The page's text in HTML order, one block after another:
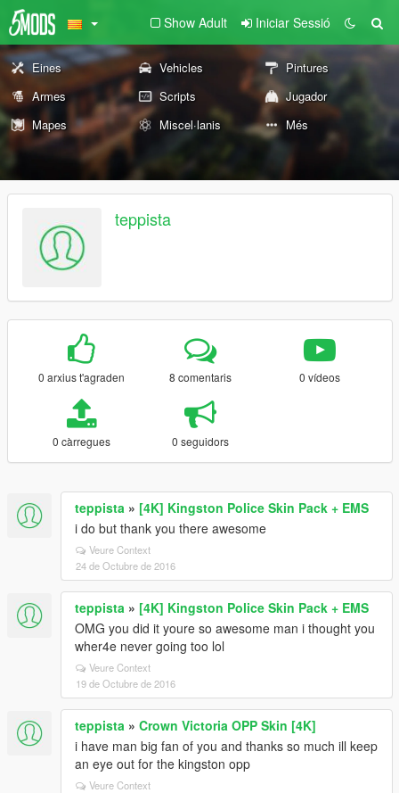
Show Adult Iniciar Sessió
Eines Vehicles
Pintures
Armes
Scripts
Jugador
Mapes
Miscel·lanis Més
teppista
0 arxius t'agraden 8 comentaris 0 vídeos
0 càrregues 0 seguidors
teppista » [4K] Kingston Police Skin Pack + EMS
i do but thank you there awesome
Veure Context
24 de Octubre de 2016
teppista » [4K] Kingston Police Skin Pack + EMS
OMG you did it youre so awesome man i thought you
wher4e never going too lol
Veure Context
19 de Octubre de 2016
teppista » Crown Victoria OPP Skin [4K]
i have man big fan of you and thanks so much ill keep
an eye out for the kingston opp
Veure Context